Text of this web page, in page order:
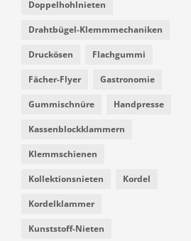
Doppelhohlnieten
Drahtbügel-Klemmmechaniken
Druckösen Flachgummi
Fächer-Flyer Gastronomie
Gummischnüre Handpresse
Kassenblockklammern
Klemmschienen
Kollektionsnieten Kordel
Kordelklammer
Kunststoff-Nieten